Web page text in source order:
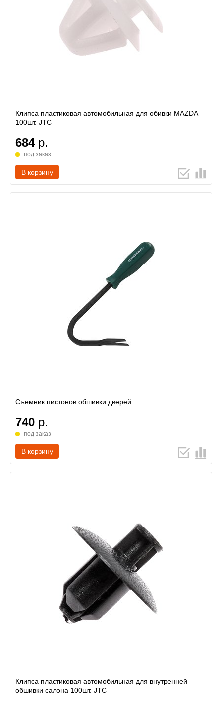
Клипса пластиковая автомобильная для обивки MAZDA
100шт. JTC
684р.
под заказ
В корзину
Съемник пистонов обшивки дверей
740 р.
под заказ
В корзину
Клипса пластиковая автомобильная для внутренней
обшивки салона 100шт. JTC